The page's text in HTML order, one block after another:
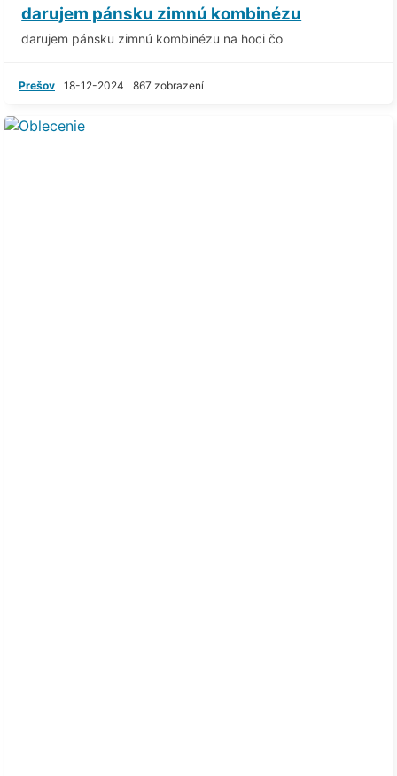
darujem pánsku zimnú kombinézu
darujem pánsku zimnú kombinézu na hoci čo
Prešov 18-12-2024 867 zobrazení